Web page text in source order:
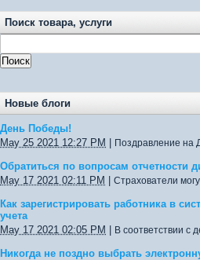
Поиск товара, услуги
Новые блоги
День Победы!
May 25 2021 12:27 PM
Поздравление на
Обратиться по вопросам отчетности
May 17 2021 02:11 PM
Страхователи
Как зарегистрировать работника в
учета
May 17 2021 02:05 PM
В соответствии с
Никогда не поздно выбрать